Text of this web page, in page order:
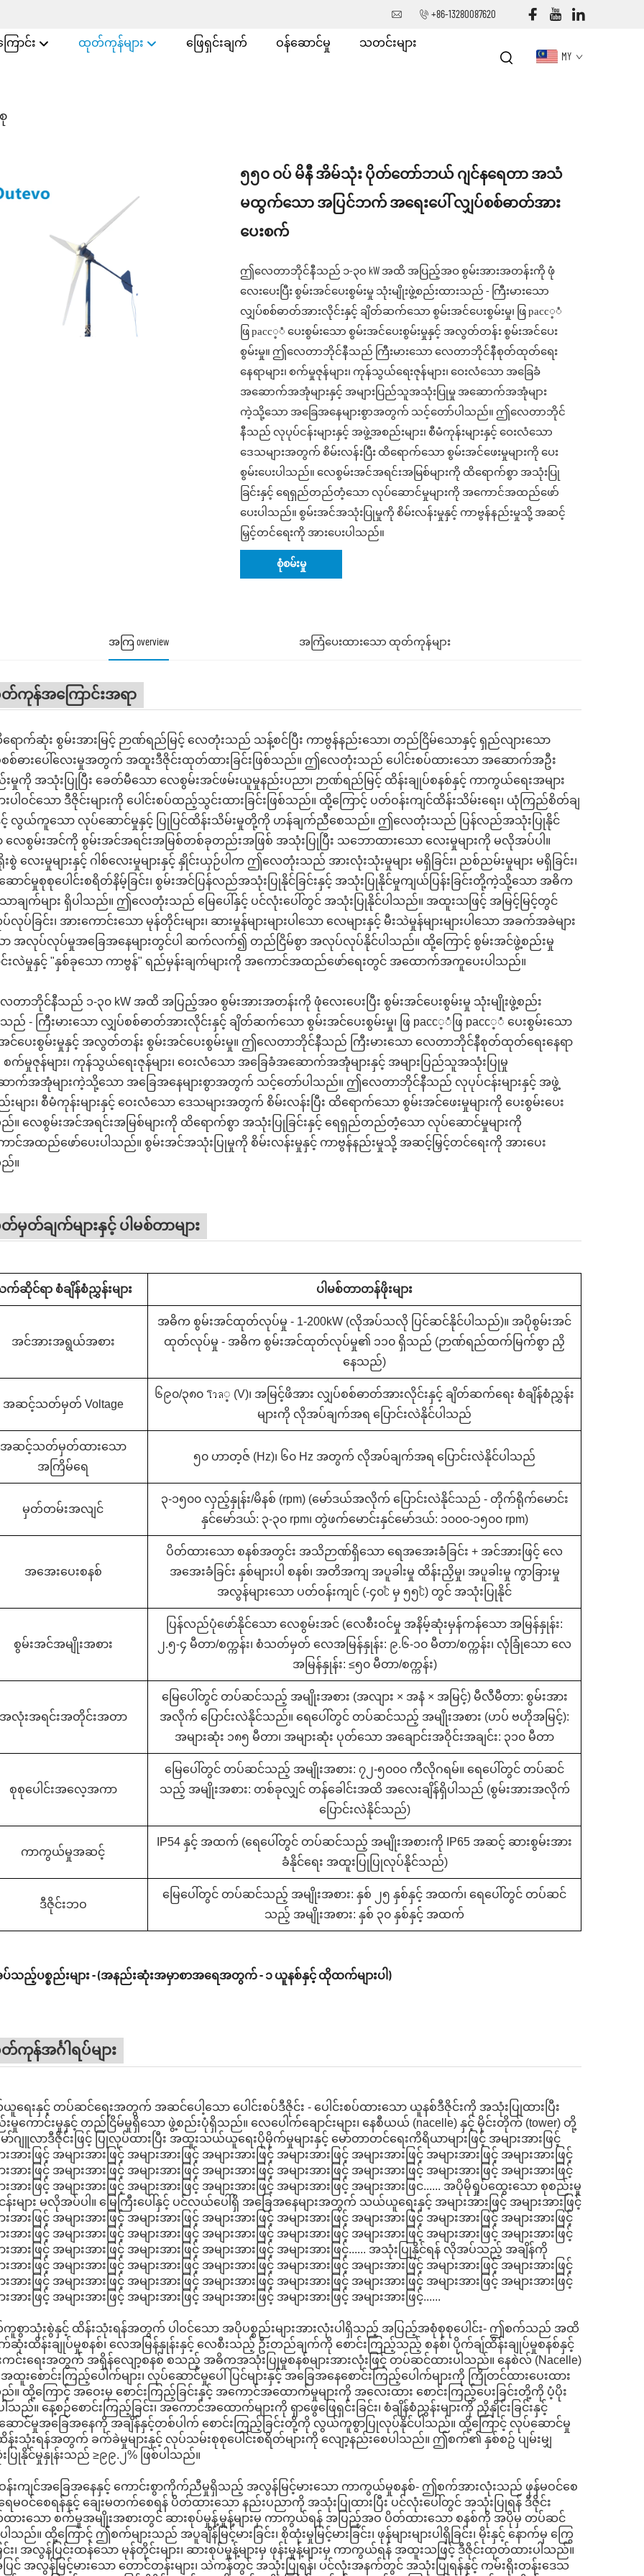
+86-13280087620
ောင်း ထုတ်ကုန်များ ဖြေရှင်းချက် ဝန်ဆောင်မှု သတင်းများ
MY
၅၅၀ ဝပ် မိနီ အိမ်သုံး ပိုတ်တော်ဘယ် ဂျင်နရေတာ အသံ
မထွက်သော အပြင်ဘက် အရေးပေါ် လျှပ်စစ်ဓာတ်အား
ပေးစက်
ဤလေတာဘိုင်နီသည် ၁-၃၀ kW အထိ အပြည့်အဝ စွမ်းအားအတန်းကို ဖုံ
လေးပေးပြီး စွမ်းအင်ပေးစွမ်းမှု သုံးမျိုးဖွဲ့စည်းထားသည် - ကြီးမားသော
လျှပ်စစ်ဓာတ်အားလိုင်းနှင့် ချိတ်ဆက်သော စွမ်းအင်ပေးစွမ်းမှု၊ ဖြ расс့ံ
ဖြ расс့ံ ပေးစွမ်းသော စွမ်းအင်ပေးစွမ်းမှုနှင့် အလွတ်တန်း စွမ်းအင်ပေး
စွမ်းမှု။ ဤလေတာဘိုင်နီသည် ကြီးမားသော လေတာဘိုင်နီစုတ်ထုတ်ရေး
နေရာများ၊ စက်မှုဇုန်များ၊ ကုန်သွယ်ရေးဇုန်များ၊ ဝေးလံသော အခြေခံ
အဆောက်အအုံများနှင့် အများပြည်သူအသုံးပြုမှု အဆောက်အအုံများ
ကဲ့သို့သော အခြေအနေများစွာအတွက် သင့်တော်ပါသည်။ ဤလေတာဘိုင်
နီသည် လုပုပ်ငန်းများနှင့် အဖွဲ့အစည်းများ၊ စီမံကုန်းများနှင့် ဝေးလံသော
ဒေသများအတွက် စိမ်းလန်းပြီး ထိရောက်သော စွမ်းအင်ဖေးမှုများကို ပေး
စွမ်းပေးပါသည်။ လေစွမ်းအင်အရင်းအမြစ်များကို ထိရောက်စွာ အသုံးပြု
ခြင်းနှင့် ရေရှည်တည်တံ့သော လုပ်ဆောင်မှုများကို အကောင်အထည်ဖော်
ပေးပါသည်။ စွမ်းအင်အသုံးပြုမှုကို စိမ်းလန်းမှုနှင့် ကာဗွန်နည်းမှုသို့ အဆင့်
မြှင့်တင်ရေးကို အားပေးပါသည်။
စုံစမ်းမှု
အကြ overview အကြံပေးထားသော ထုတ်ကုန်များ
ကုန်အကြောင်းအရာ
ာက်ဆုံး စွမ်းအားမြင့် ဉာဏ်ရည်မြင့် လေတုံးသည် သန့်စင်ပြီး ကာဗွန်နည်းသော၊ တည်ငြိမ်သောနှင့် ရှည်လျားသော
စစ်ဓားပေါ်လေးမှုအတွက် အထူးဒီဇိုင်းထုတ်ထားခြင်းဖြစ်သည်။ ဤလေတုံးသည် ပေါင်းစပ်ထားသော အဆောက်အဦး
မှုကို အသုံးပြုပြီး ခေတ်မီသော လေစွမ်းအင်ဖမ်းယူမှုနည်းပညာ၊ ဉာဏ်ရည်မြင့် ထိန်းချုပ်စနစ်နှင့် ကာကွယ်ရေးအများ
းပါဝင်သော ဒီဇိုင်းများကို ပေါင်းစပ်ထည့်သွင်းထားခြင်းဖြစ်သည်။ ထို့ကြောင့် ပတ်ဝန်းကျင်ထိန်းသိမ်းရေး၊ ယုံကြည်စိတ်ချ
င့် လွယ်ကူသော လုပ်ဆောင်မှုနှင့် ပြုပြင်ထိန်းသိမ်းမှုတို့ကို ဟန်ချက်ညီစေသည်။ ဤလေတုံးသည် ပြန်လည်အသုံးပြုနိုင်
လေစွမ်းအင်ကို စွမ်းအင်အရင်းအမြစ်တစ်ခုတည်းအဖြစ် အသုံးပြုပြီး သဘောထားသော လေးမှုများကို မလိုအပ်ပါ။
းစွဲ လေးမှုများနှင့် ဂါစ်လေးမှုများနှင့် နှိုင်းယှဉ်ပါက ဤလေတုံးသည် အားလုံးသုံးမှုများ မရှိခြင်း၊ ညစ်ညမ်းမှုများ မရှိခြင်း၊
ာင်မှုစုစုပေါင်းစရိတ်နိမ့်ခြင်း၊ စွမ်းအင်ပြန်လည်အသုံးပြုနိုင်ခြင်းနှင့် အသုံးပြုနိုင်မှုကျယ်ပြန်းခြင်းတို့ကဲ့သို့သော အဓိက
ာချက်များ ရှိပါသည်။ ဤလေတုံးသည် မြေပေါ်နှင့် ပင်လုံးပေါ်တွင် အသုံးပြုနိုင်ပါသည်။ အထူးသဖြင့် အမြင့်မြင့်တွင်
ပ်ခြင်း၊ အားကောင်းသော မုန်တိုင်းများ၊ ဆားမှုန်များများပါသော လေများနှင့် မီးသဲမှုန်များများပါသော အခက်အခဲများ
ာ အလုပ်လုပ်မှုအခြေအနေများတွင်ပါ ဆက်လက်၍ တည်ငြိမ်စွာ အလုပ်လုပ်နိုင်ပါသည်။ ထို့ကြောင့် စွမ်းအင်ဖွဲ့စည်းမှု
င်းလဲမှုနှင့် "နှစ်ခုသော ကာဗွန်" ရည်မှန်းချက်များကို အကောင်အထည်ဖော်ရေးတွင် အထောက်အကူပေးပါသည်။
ာဘိုင်နီသည် ၁-၃၀ kW အထိ အပြည့်အဝ စွမ်းအားအတန်းကို ဖုံလေးပေးပြီး စွမ်းအင်ပေးစွမ်းမှု သုံးမျိုးဖွဲ့စည်း
ည် - ကြီးမားသော လျှပ်စစ်ဓာတ်အားလိုင်းနှင့် ချိတ်ဆက်သော စွမ်းအင်ပေးစွမ်းမှု၊ ဖြ расс့ံဖြ расс့ံ ပေးစွမ်းသော
အင်ပေးစွမ်းမှုနှင့် အလွတ်တန်း စွမ်းအင်ပေးစွမ်းမှု။ ဤလေတာဘိုင်နီသည် ကြီးမားသော လေတာဘိုင်နီစုတ်ထုတ်ရေးနေရာ
၊ စက်မှုဇုန်များ၊ ကုန်သွယ်ရေးဇုန်များ၊ ဝေးလံသော အခြေခံအဆောက်အအုံများနှင့် အများပြည်သူအသုံးပြုမှု
ာက်အအုံများကဲ့သို့သော အခြေအနေများစွာအတွက် သင့်တော်ပါသည်။ ဤလေတာဘိုင်နီသည် လုပုပ်ငန်းများနှင့် အဖွဲ့
များ၊ စီမံကုန်းများနှင့် ဝေးလံသော ဒေသများအတွက် စိမ်းလန်းပြီး ထိရောက်သော စွမ်းအင်ဖေးမှုများကို ပေးစွမ်းပေး
။ လေစွမ်းအင်အရင်းအမြစ်များကို ထိရောက်စွာ အသုံးပြုခြင်းနှင့် ရေရှည်တည်တံ့သော လုပ်ဆောင်မှုများကို
င်အထည်ဖော်ပေးပါသည်။ စွမ်းအင်အသုံးပြုမှုကို စိမ်းလန်းမှုနှင့် ကာဗွန်နည်းမှုသို့ အဆင့်မြှင့်တင်ရေးကို အားပေး
ည်။
မှတ်ချက်များနှင့် ပါမစ်တာများ
ဆိုင်ရာ စံချိန်စံညွှန်းများ ပါမစ်တာတန်ဖိုးများ
အင်အားအရွယ်အစား
အဓိက စွမ်းအင်ထုတ်လုပ်မှု - 1-200kW (လိုအပ်သလို ပြင်ဆင်နိုင်ပါသည်)။ အပိုစွမ်းအင်
ထုတ်လုပ်မှု - အဓိက စွမ်းအင်ထုတ်လုပ်မှု၏ ၁၁၀ ရှိသည် (ဉာဏ်ရည်ထက်မြက်စွာ ညှိ
နေသည်)
အဆင့်သတ်မှတ် Voltage
၆၉၀/၃၈၀ โวล့ (V)၊ အမြင့်ဖိအား လျှပ်စစ်ဓာတ်အားလိုင်းနှင့် ချိတ်ဆက်ရေး စံချိန်စံညွှန်း
များကို လိုအပ်ချက်အရ ပြောင်းလဲနိုင်ပါသည်
အဆင့်သတ်မှတ်ထားသော
အကြိမ်ရေ
၅၀ ဟာတ့ဇ် (Hz)၊ ၆၀ Hz အတွက် လိုအပ်ချက်အရ ပြောင်းလဲနိုင်ပါသည်
မှတ်တမ်းအလျင်
၃-၁၅၀၀ လှည့်နှုန်း/မိနစ် (rpm) (မော်ဒယ်အလိုက် ပြောင်းလဲနိုင်သည် - တိုက်ရိုက်မောင်း
နှင်မော်ဒယ်: ၃-၃၀ rpm၊ တွဲဖက်မောင်းနှင်မော်ဒယ်: ၁၀၀၀-၁၅၀၀ rpm)
အအေးပေးစနစ်
ပိတ်ထားသော စနစ်အတွင်း အသိဉာဏ်ရှိသော ရေအအေးခံခြင်း + အင်အားဖြင့် လေ
အအေးခံခြင်း နှစ်များပါ စနစ်၊ အတိအကျ အပူခါးမှု ထိန်းညှိမှု၊ အပူခါးမှု ကွာခြားမှု
အလွန်များသော ပတ်ဝန်းကျင် (-၄၀℃ မှ ၅၅℃) တွင် အသုံးပြုနိုင်
စွမ်းအင်အမျိုးအစား
ပြန်လည်ပုံဖော်နိုင်သော လေစွမ်းအင် (လေစီးဝင်မှု အနိမ့်ဆုံးမှန်ကန်သော အမြန်နှုန်း:
၂.၅-၄ မီတာ/စက္ကန်း၊ စံသတ်မှတ် လေအမြန်နှုန်း: ၉.၆-၁၀ မီတာ/စက္ကန်း၊ လုံခြုံသော လေ
အမြန်နှုန်း: ≤၅၀ မီတာ/စက္ကန်း)
လုံးအရင်းအတိုင်းအတာ
မြေပေါ်တွင် တပ်ဆင်သည့် အမျိုးအစား (အလျား × အနံ × အမြင့်) မီလီမီတာ: စွမ်းအား
အလိုက် ပြောင်းလဲနိုင်သည်။ ရေပေါ်တွင် တပ်ဆင်သည့် အမျိုးအစား (ဟပ် ဗဟိုအမြင့်):
အများဆုံး ၁၈၅ မီတာ၊ အများဆုံး ပုတ်သော အချောင်းအဝိုင်းအချင်း: ၃၁၀ မီတာ
စုစုပေါင်းအလေ့အကာ
မြေပေါ်တွင် တပ်ဆင်သည့် အမျိုးအစား: ၇၂-၅၀၀၀ ကီလိုဂရမ်။ ရေပေါ်တွင် တပ်ဆင်
သည့် အမျိုးအစား: တစ်ခုလျှင် တန်ခေါင်းအထိ အလေးချိန်ရှိပါသည် (စွမ်းအားအလိုက်
ပြောင်းလဲနိုင်သည်)
ကာကွယ်မှုအဆင့်
IP54 နှင့် အထက် (ရေပေါ်တွင် တပ်ဆင်သည့် အမျိုးအစားကို IP65 အဆင့် ဆားစွမ်းအား
ခံနိုင်ရေး အထူးပြုပြုလုပ်နိုင်သည်)
ဒီဇိုင်းဘဝ
မြေပေါ်တွင် တပ်ဆင်သည့် အမျိုးအစား: နှစ် ၂၅ နှစ်နှင့် အထက်၊ ရေပေါ်တွင် တပ်ဆင်
သည့် အမျိုးအစား: နှစ် ၃၀ နှစ်နှင့် အထက်
ည့်ပစ္စည်းများ - (အနည်းဆုံးအမှာစာအရေအတွက် - ၁ ယူနစ်နှင့် ထိုထက်များပါ)
ကုန်အင်္ဂါရပ်များ
ေးနှင့် တပ်ဆင်ရေးအတွက် အဆင်ပေါ့သော ပေါင်းစပ်ဒီဇိုင်း - ပေါင်းစပ်ထားသော ယူနစ်ဒီဇိုင်းကို အသုံးပြုထားပြီး
မှုကောင်းမှုနှင့် တည်ငြိမ်မှုရှိသော ဖွဲ့စည်းပုံရှိသည်။ လေပေါက်ချောင်းများ၊ နေစီယယ် (nacelle) နှင့် မိုင်းတိုက် (tower) တို့
ာ်ဂျူလာဒီဇိုင်းဖြင့် ပြုလုပ်ထားပြီး အထူးသယ်ယူရေးပိုမိုက်မှုများနှင့် မော်တာတင်ရေးကိရိယာများဖြင့် အများအားဖြင့်
းအားဖြင့် အများအားဖြင့် အများအားဖြင့် အများအားဖြင့် အများအားဖြင့် အများအားဖြင့် အများအားဖြင့် အများအားဖြင့်
းအားဖြင့် အများအားဖြင့် အများအားဖြင့် အများအားဖြင့် အများအားဖြင့် အများအားဖြင့် အများအားဖြင့် အများအားဖြင့်
းအားဖြင့် အများအားဖြင့် အများအားဖြင့် အများအားဖြင့် အများအားဖြင့် အများအားဖြင...... အပိုမိုရှုပ်ထွေးသော စုစည်းမှု
းများ မလိုအပ်ပါ။ မြေကြီးပေါ်နှင့် ပင်လယ်ပေါ်ရှိ အခြေအနေများအတွက် သယ်ယူရေးနှင့် အများအားဖြင့် အများအားဖြင့်
းအားဖြင့် အများအားဖြင့် အများအားဖြင့် အများအားဖြင့် အများအားဖြင့် အများအားဖြင့် အများအားဖြင့် အများအားဖြင့်
းအားဖြင့် အများအားဖြင့် အများအားဖြင့် အများအားဖြင့် အများအားဖြင့် အများအားဖြင့် အများအားဖြင့် အများအားဖြင့်
းအားဖြင့် အများအားဖြင့် အများအားဖြင့် အများအားဖြင့် အများအားဖြင့်...... အသုံးပြုနိုင်ရန် လိုအပ်သည့် အချိန်ကို
းအားဖြင့် အများအားဖြင့် အများအားဖြင့် အများအားဖြင့် အများအားဖြင့် အများအားဖြင့် အများအားဖြင့် အများအားဖြင့်
းအားဖြင့် အများအားဖြင့် အများအားဖြင့် အများအားဖြင့် အများအားဖြင့် အများအားဖြင့် အများအားဖြင့် အများအားဖြင့်
းအားဖြင့် အများအားဖြင့် အများအားဖြင့် အများအားဖြင့် အများအားဖြင့် အများအားဖြင့်......
စွာသုံးစွဲနှင့် ထိန်းသုံးရန်အတွက် ပါဝင်သော အပိုပစ္စည်းများအားလုံးပါရှိသည့် အပြည့်အစုံစုစုပေါင်း- ဤစက်သည် အထိ
ဆုံးထိန်းချုပ်မှုစနစ်၊ လေအမြန်နှုန်းနှင့် လေစီးသည့် ဦးတည်ချက်ကို စောင်းကြည့်သည့် စနစ်၊ ပိုက်ချ်ထိန်းချုပ်မှုစနစ်နှင့်
င်းရေးအတွက် အရှိန်လျော့စနစ် စသည့် အဓိကအသုံးပြုမှုစနစ်များအားလုံးဖြင့် တပ်ဆင်ထားပါသည်။ နေစဲလ် (Nacelle)
ထူးစောင်းကြည့်ပေါက်များ၊ လုပ်ဆောင်မှုပေါ်ပြင်များနှင့် အခြေအနေစောင်းကြည့်ပေါက်များကို ကြိုတင်ထားပေးထား
။ ထို့ကြောင့် အဝေးမှ စောင်းကြည့်ခြင်းနှင့် အကောင်အထောက်မှုများကို အလေးထား စောင်းကြည့်ပေးခြင်းတို့ကို ပံ့ပိုး
ါသည်။ နေ့စဉ်စောင်းကြည့်ခြင်း၊ အကောင်အထောက်များကို ရှာဖွေဖြေရှင်းခြင်း၊ စံချိန်စံညွှန်းများကို ညှိနှိုင်းခြင်းနှင့်
ောင်မှုအခြေအနေကို အချိန်နှင့်တစ်ပါက် စောင်းကြည့်ခြင်းတို့ကို လွယ်ကူစွာပြုလုပ်နိုင်ပါသည်။ ထို့ကြောင့် လုပ်ဆောင်မှု
န်းသုံးရန်အတွက် ခက်ခဲမှုများနှင့် လုပ်သမ်းစုစုပေါင်းစရိတ်များကို လျော့နည်းစေပါသည်။ ဤစက်၏ နှစ်စဥ် ပျမ်းမျှ
ြုနိုင်မှုနှုန်းသည် ≥၉၉.၂% ဖြစ်ပါသည်။
န်းကျင်အခြေအနေနှင့် ကောင်းစွာကိုက်ညီမှုရှိသည့် အလွန်မြင့်မားသော ကာကွယ်မှုစနစ်- ဤစက်အားလုံးသည် ဖုန်မဝင်စေ
ရေမဝင်စေရန်နှင့် ချေးမတက်စေရန် ပိတ်ထားသော နည်းပညာကို အသုံးပြုထားပြီး ပင်လုံးပေါ်တွင် အသုံးပြုရန် ဒီဇိုင်း
ားသော စက်မှုအမျိုးအစားတွင် ဆားစုပ်မှုန့်မှုန့်များမှ ကာကွယ်ရန် အပြည့်အဝ ပိတ်ထားသော စနစ်ကို အပိုမှ တပ်ဆင်
ါသည်။ ထို့ကြောင့် ဤစက်များသည် အပူချိန်မြင့်မားခြင်း၊ စိုထုံးမှုမြင့်မားခြင်း၊ ဖုန်များများပါရှိခြင်း၊ မိုးနှင့် နောက်မှ ကြွေ
င်း၊ အလွန်ပြင်းထန်သော မုန်တိုင်းများ၊ ဆားစုပ်မှုန့်များမှ ဖုန်းမှုန့်များမှ ကာကွယ်ရန် အထူးသဖြင့် ဒီဇိုင်းထုတ်ထားပါသည်။
င် အလွန်မြင့်မားသော တောင်တန်းများ၊ သဲကန်တွင် အသုံးပြုရန်၊ ပင်လုံးအနက်တွင် အသုံးပြုရန်နှင့် ကမ်းရိုးတန်းဒေသ